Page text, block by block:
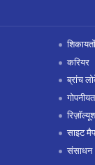
करियर
ब्रांच
साइट मैप
संसाधन